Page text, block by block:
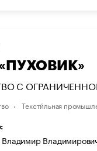
С
Тексти́льная